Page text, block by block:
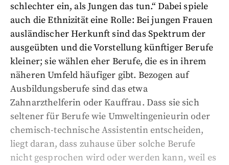
schlechter ein, als Jungen das tun.“ Dabei spiele
auch die Ethnizität eine Rolle: Bei jungen Frauen
ausländischer Herkunft sind das Spektrum der
ausgeübten und die Vorstellung künftiger Berufe
kleiner; sie wählen eher Berufe, die es in ihrem
näheren Umfeld häufiger gibt. Bezogen auf
Ausbildungsberufe sind das etwa
Zahnarzthelferin oder Kauffrau. Dass sie sich
seltener für Berufe wie Umweltingenieurin oder
chemisch-technische Assistentin entscheiden,
liegt daran, dass zuhause über solche Berufe
nicht gesprochen wird oder werden kann, weil es